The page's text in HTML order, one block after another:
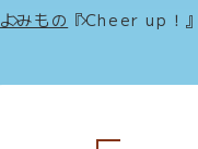
よみもの 『Cheer up！